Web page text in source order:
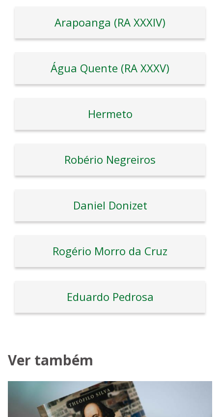
Arapoanga (RA XXXIV)
Água Quente (RA XXXV)
Hermeto
Robério Negreiros
Daniel Donizet
Rogério Morro da Cruz
Eduardo Pedrosa
Ver também